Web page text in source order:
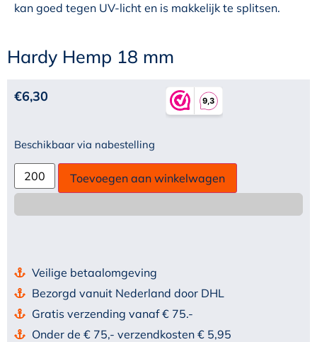
kan goed tegen UV-licht en is makkelijk te splitsen.
Hardy Hemp 18 mm
€6,30
Beschikbaar via nabestelling
Toevoegen aan winkelwagen
Veilige betaalomgeving
Bezorgd vanuit Nederland door DHL
Gratis verzending vanaf € 75.-
Onder de € 75,- verzendkosten € 5,95